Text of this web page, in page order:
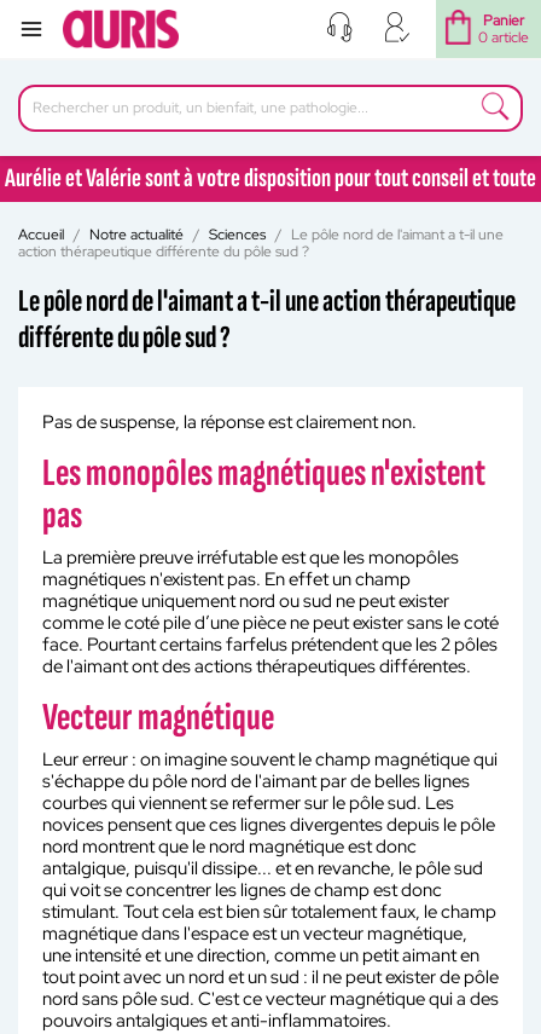
Panier
0 article
Aurélie et Valérie sont à votre disposition pour tout conseil et toute
question au 04 77 92 30 90
Aurélie et Valérie sont à votre disposition pour tout conseil et toute
Accueil Notre actualité Sciences
Le pôle nord de l'aimant a t-il une
action thérapeutique différente du pôle sud ?
Le pôle nord de l'aimant a t-il une action thérapeutique
différente du pôle sud ?
Pas de suspense, la réponse est clairement non.
Les monopôles magnétiques n'existent
pas
La première preuve irréfutable est que les monopôles
magnétiques n'existent pas. En effet un champ
magnétique uniquement nord ou sud ne peut exister
comme le coté pile d’une pièce ne peut exister sans le coté
face. Pourtant certains farfelus prétendent que les 2 pôles
de l'aimant ont des actions thérapeutiques différentes.
Vecteur magnétique
Leur erreur : on imagine souvent le champ magnétique qui
s'échappe du pôle nord de l'aimant par de belles lignes
courbes qui viennent se refermer sur le pôle sud. Les
novices pensent que ces lignes divergentes depuis le pôle
nord montrent que le nord magnétique est donc
antalgique, puisqu'il dissipe... et en revanche, le pôle sud
qui voit se concentrer les lignes de champ est donc
stimulant. Tout cela est bien sûr totalement faux, le champ
magnétique dans l'espace est un vecteur magnétique,
une intensité et une direction, comme un petit aimant en
tout point avec un nord et un sud : il ne peut exister de pôle
nord sans pôle sud. C'est ce vecteur magnétique qui a des
pouvoirs antalgiques et anti-inflammatoires.